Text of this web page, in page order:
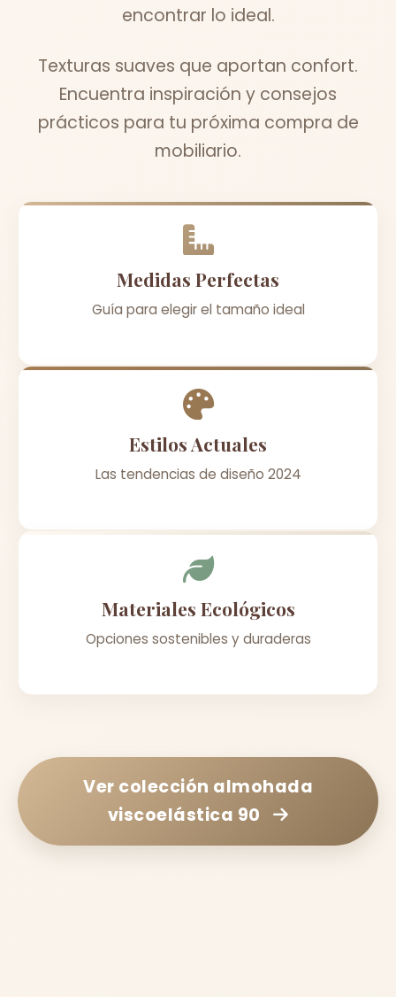
encontrar lo ideal.
Texturas suaves que aportan confort.
Encuentra inspiración y consejos
prácticos para tu próxima compra de
mobiliario.
Medidas Perfectas
Guía para elegir el tamaño ideal
Estilos Actuales
Las tendencias de diseño 2024
Materiales Ecológicos
Opciones sostenibles y duraderas
Ver colección almohada
viscoelástica 90